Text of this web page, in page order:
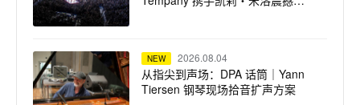
NEW 2026.08.04
从指尖到声场：DPA 话筒｜Yann
Tiersen 钢琴现场拾音扩声方案